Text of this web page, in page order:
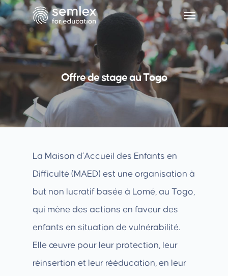
Offre de stage au Togo
La Maison d’Accueil des Enfants en
Difficulté (MAED) est une organisation à
but non lucratif basée à Lomé, au Togo,
qui mène des actions en faveur des
enfants en situation de vulnérabilité.
Elle œuvre pour leur protection, leur
réinsertion et leur rééducation, en leur